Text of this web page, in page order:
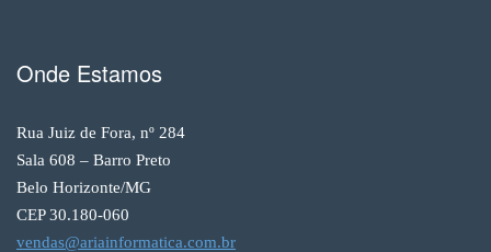
Onde Estamos
Rua Juiz de Fora, nº 284
Sala 608 – Barro Preto
Belo Horizonte/MG
CEP 30.180-060
vendas@ariainformatica.com.br